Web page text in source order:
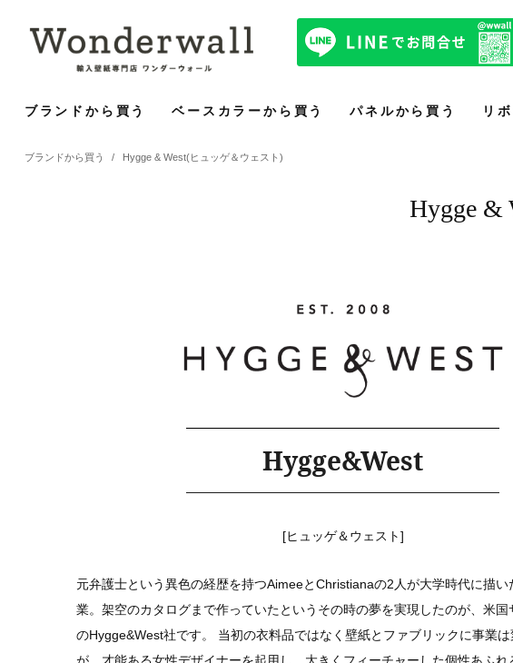
ブランドから買う ベースカラーから買う パネルから買う リ
ブランドから買う / Hygge & West(ヒュッゲ＆ウェスト)
Hygge &
Hygge&West
[ヒュッゲ＆ウェスト]
元弁護士という異色の経歴を持つAimeeとChristianaの2人が大学時代に描い
業。架空のカタログまで作っていたというその時の夢を実現したのが、米国
のHygge&West社です。 当初の衣料品ではなく壁紙とファブリックに事業